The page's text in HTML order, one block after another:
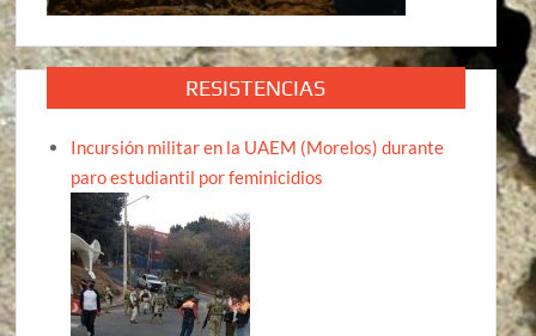
RESISTENCIAS
Incursión militar en la UAEM (Morelos) durante
paro estudiantil por feminicidios